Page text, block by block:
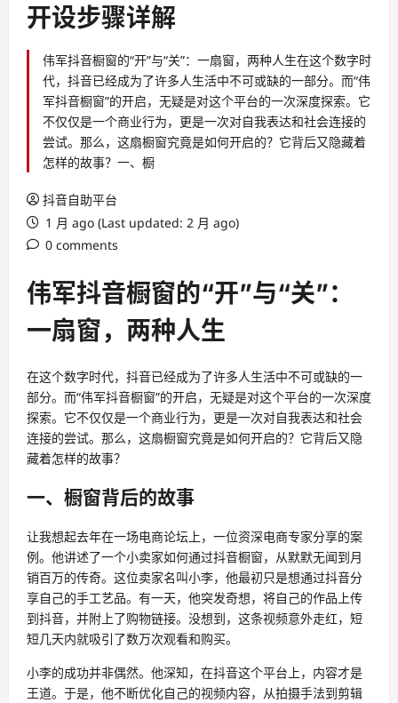
开设步骤详解
伟军抖音橱窗的“开”与“关”：一扇窗，两种人生在这个数字时
代，抖音已经成为了许多人生活中不可或缺的一部分。而“伟
军抖音橱窗”的开启，无疑是对这个平台的一次深度探索。它
不仅仅是一个商业行为，更是一次对自我表达和社会连接的
尝试。那么，这扇橱窗究竟是如何开启的？它背后又隐藏着
怎样的故事？一、橱
抖音自助平台
1 月 ago (Last updated: 2 月 ago)
0 comments
伟军抖音橱窗的“开”与“关”：
一扇窗，两种人生
在这个数字时代，抖音已经成为了许多人生活中不可或缺的一
部分。而“伟军抖音橱窗”的开启，无疑是对这个平台的一次深度
探索。它不仅仅是一个商业行为，更是一次对自我表达和社会
连接的尝试。那么，这扇橱窗究竟是如何开启的？它背后又隐
藏着怎样的故事？
一、橱窗背后的故事
让我想起去年在一场电商论坛上，一位资深电商专家分享的案
例。他讲述了一个小卖家如何通过抖音橱窗，从默默无闻到月
销百万的传奇。这位卖家名叫小李，他最初只是想通过抖音分
享自己的手工艺品。有一天，他突发奇想，将自己的作品上传
到抖音，并附上了购物链接。没想到，这条视频意外走红，短
短几天内就吸引了数万次观看和购买。
小李的成功并非偶然。他深知，在抖音这个平台上，内容才是
王道。于是，他不断优化自己的视频内容，从拍摄手法到剪辑